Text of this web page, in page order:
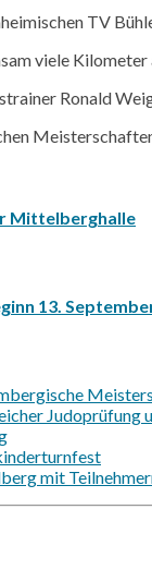
TV
viele
Ronald
Mittelberghalle
13.
Judoprüfung
mit